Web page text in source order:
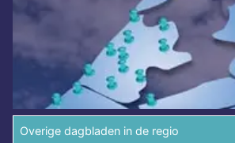
Overige dagbladen in de regio